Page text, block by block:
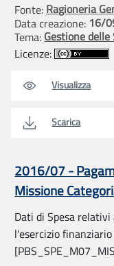
Fonte: Ragioneria
Data creazione: 16/
Tema: Gestione
Licenze:
Visualizza
Scarica
2016/07 -
Missione
Dati di Spesa
l'esercizio